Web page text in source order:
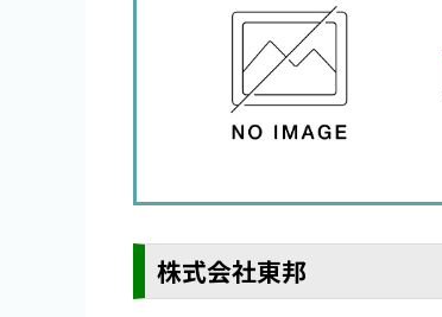
株式会社東邦